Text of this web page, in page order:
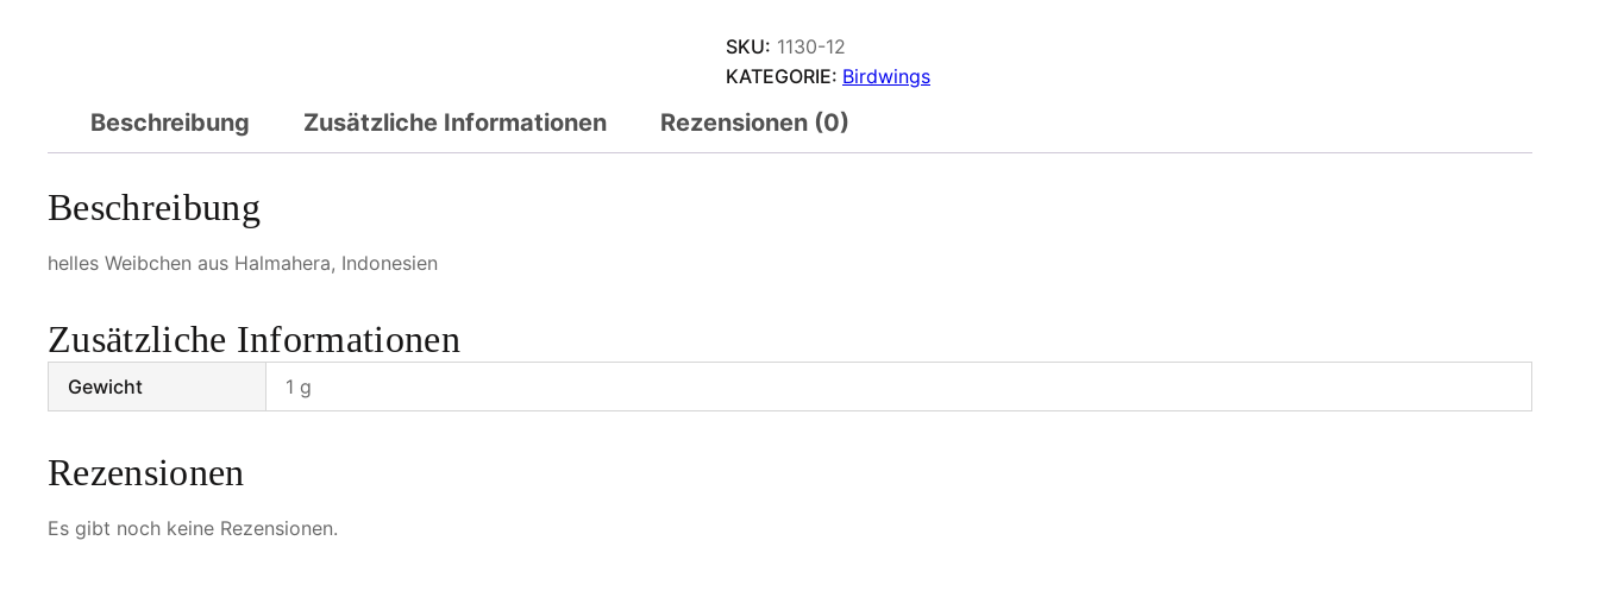
SKU: 1130-12
KATEGORIE: Birdwings
Beschreibung Zusätzliche Informationen Rezensionen (0)
Beschreibung
helles Weibchen aus Halmahera, Indonesien
Zusätzliche Informationen
Gewicht 1 g
Rezensionen
Es gibt noch keine Rezensionen.